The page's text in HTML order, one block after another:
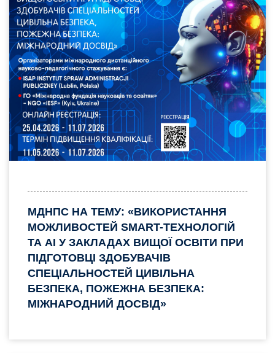
МДНПС НА ТЕМУ: «ВИКОРИСТАННЯ
МОЖЛИВОСТЕЙ SMART-ТЕХНОЛОГІЙ
ТА AI У ЗАКЛАДАХ ВИЩОЇ ОСВІТИ ПРИ
ПІДГОТОВЦІ ЗДОБУВАЧІВ
СПЕЦІАЛЬНОСТЕЙ ЦИВІЛЬНА
БЕЗПЕКА, ПОЖЕЖНА БЕЗПЕКА:
МІЖНАРОДНИЙ ДОСВІД»